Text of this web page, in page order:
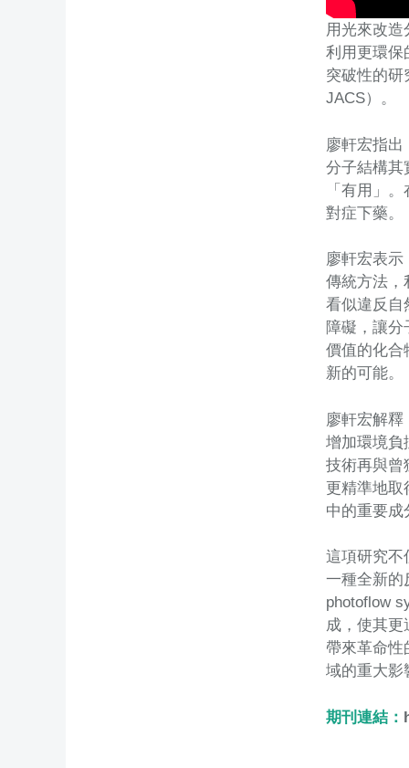
用光來改造
利用更環保
突破性的研
JACS）。
廖軒宏指
分子結構其
「有用」
對症下藥。
廖軒宏表示
傳統方法，
看似違反自
障礙，讓
價值的化合
新的可能。
廖軒宏解
增加環境負
技術再與曾
更精準地取
中的重要成
這項研究不
一種全新的
photoflow
成，使其更
帶來革命性
域的重大影
期刊連結：